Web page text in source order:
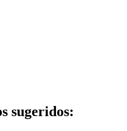
sugeridos: